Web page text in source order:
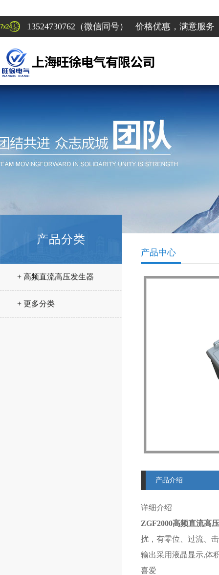
13524730762（微信同号） 价格优惠，满意服务
产品分类
+ 高频直流高压发生器
+ 更多分类
产品中心
产品介绍
详细介绍
ZGF2000高频直流高
扰，有零位、过流、
输出采用液晶显示,体
喜爱